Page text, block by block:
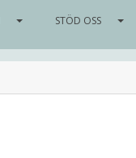
STÖD OSS